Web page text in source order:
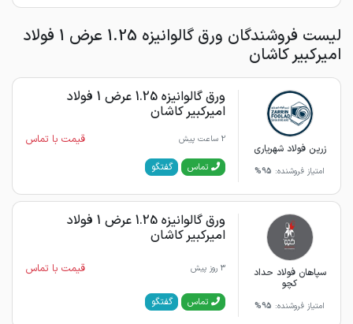
لیست فروشندگان ورق گالوانیزه 1.25 عرض 1 فولاد
امیرکبیر کاشان
زرین فولاد شهریاری
امتیاز فروشنده: 95%
ورق گالوانیزه 1.25 عرض 1 فولاد
امیرکبیر کاشان
2 ساعت پیش قیمت با تماس
تماس گفتگو
سپاهان فولاد حداد
کچو
امتیاز فروشنده: 95%
ورق گالوانیزه 1.25 عرض 1 فولاد
امیرکبیر کاشان
3 روز پیش قیمت با تماس
تماس گفتگو